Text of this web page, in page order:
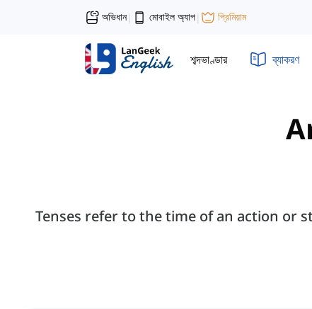
অভিধান| মোবাইল অ্যাপ| প্রিমিয়াম
শব্দভাণ্ডার ব্যাকরণ
Tenses refer to the time of an action or